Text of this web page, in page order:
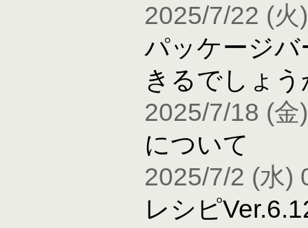
2025/7/22 (火
パッケージ
きるでしょう
2025/7/18 (金
について
2025/7/2 (水)
レシピ